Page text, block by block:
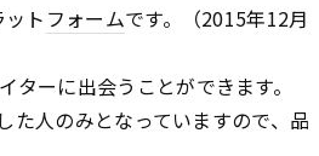
ト フォームです。（2015年12月
ーに出会うことができます。
人のみとなっていますので、品